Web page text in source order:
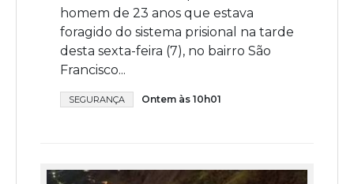
homem de 23 anos que estava
foragido do sistema prisional na tarde
desta sexta-feira (7), no bairro São
Francisco...
SEGURANÇA Ontem às 10h01